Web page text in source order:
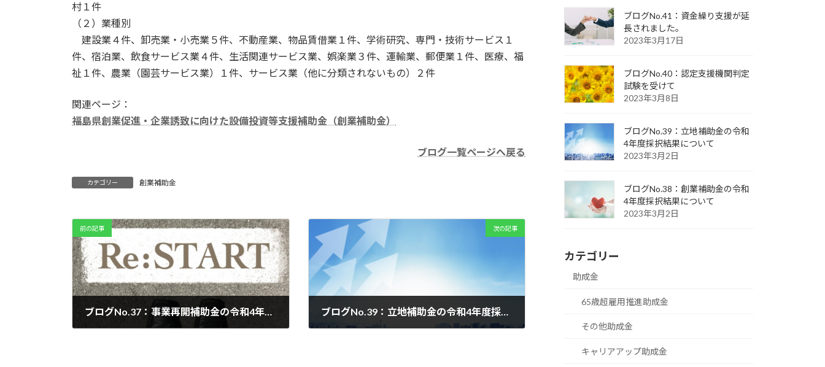
村１件
（２）業種別
建設業４件、卸売業・小売業５件、不動産業、物品賃借業１件、学術研究、専門・技術サービス１
件、宿泊業、飲食サービス業４件、生活関連サービス業、娯楽業３件、運輸業、郵便業１件、医療、福
祉１件、農業（園芸サービス業）１件、サービス業（他に分類されないもの）２件
関連ページ：
福島県創業促進・企業誘致に向けた設備投資等支援補助金（創業補助金）
ブログ一覧ページへ戻る
カテゴリー 創業補助金
前の記事
ブログNo.37：事業再開補助金の令和4年度採択結果について
次の記事
ブログNo.39：立地補助金の令和4年度採択結果について
ブログNo.41：資金繰り支援が延
長されました。
2023年3月17日
ブログNo.40：認定支援機関判定
試験を受けて
2023年3月8日
ブログNo.39：立地補助金の令和
4年度採択結果について
2023年3月2日
ブログNo.38：創業補助金の令和
4年度採択結果について
2023年3月2日
カテゴリー
助成金
65歳超雇用推進助成金
その他助成金
キャリアアップ助成金